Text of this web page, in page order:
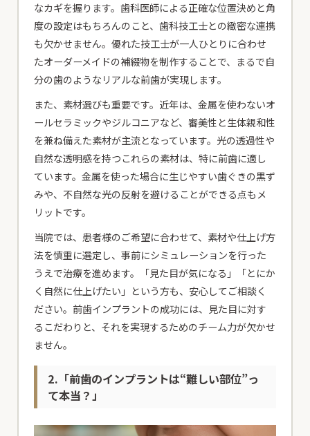
なカギを握ります。歯科医師による正確な位置決めと角
度の設定はもちろんのこと、歯科技工士との緻密な連携
も欠かせません。優れた技工士が一人ひとりに合わせ
たオーダーメイドの補綴物を制作することで、まるで自
分の歯のようなリアルな前歯が実現します。
また、素材選びも重要です。近年は、金属を使わないオ
ールセラミックやジルコニアなど、審美性と生体親和性
を兼ね備えた素材が主流となっています。光の透過性や
自然な透明感を持つこれらの素材は、特に前歯に適し
ています。金属を使った場合に生じやすい歯ぐきの黒ず
みや、不自然な光の反射を避けることができる点もメ
リットです。
当院では、患者様のご希望に合わせて、素材や仕上げ方
法を慎重に選定し、事前にシミュレーションを行った
うえで治療を進めます。「見た目が気になる」「とにか
く自然に仕上げたい」という方も、安心してご相談く
ださい。前歯インプラントの成功には、見た目に対す
るこだわりと、それを実現するためのチーム力が欠かせ
ません。
2.「前歯のインプラントは“難しい部位”っ
て本当？」
患者様専用電話
患者様専用電話